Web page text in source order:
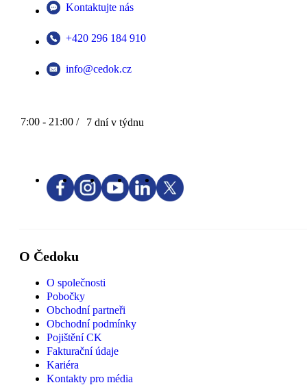
Kontaktujte nás
+420 296 184 910
info@cedok.cz
7:00 - 21:00 / 7 dní v týdnu
O Čedoku
O společnosti
Pobočky
Obchodní partneři
Obchodní podmínky
Pojištění CK
Fakturační údaje
Kariéra
Kontakty pro média